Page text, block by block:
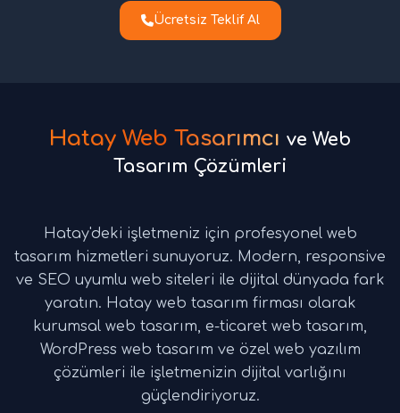
Ücretsiz Teklif Al
Hatay Web Tasarımcı ve Web
Tasarım Çözümleri
Hatay'deki işletmeniz için profesyonel web
tasarım hizmetleri sunuyoruz. Modern, responsive
ve SEO uyumlu web siteleri ile dijital dünyada fark
yaratın. Hatay web tasarım firması olarak
kurumsal web tasarım, e-ticaret web tasarım,
WordPress web tasarım ve özel web yazılım
çözümleri ile işletmenizin dijital varlığını
güçlendiriyoruz.